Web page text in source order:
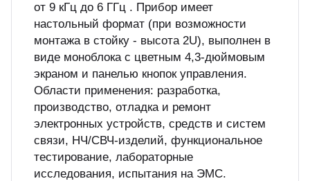
от 9 кГц до 6 ГГц . Прибор имеет
настольный формат (при возможности
монтажа в стойку - высота 2U), выполнен в
виде моноблока с цветным 4,3-дюймовым
экраном и панелью кнопок управления.
Области применения: разработка,
производство, отладка и ремонт
электронных устройств, средств и систем
связи, НЧ/СВЧ-изделий, функциональное
тестирование, лабораторные
исследования, испытания на ЭМС.